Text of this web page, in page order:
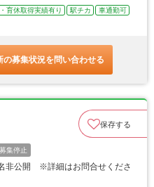
育休取得実績有り 駅チカ
車通勤可
の募集状況を問い合わせる
保存する
募集停止
非公開 ※詳細はお問合せくださ